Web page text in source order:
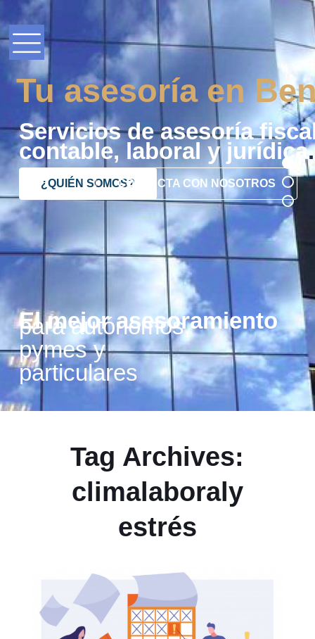
Tu asesoría en
Servicios de asesoría
contable, laboral y jurídica.
¿QUIÉN SOMOS?CONTACTA CON NOSOTROS
El mejor asesoramiento
para autónomos,
pymes y
particulares
Tag Archives:
climalaboraly
estrés